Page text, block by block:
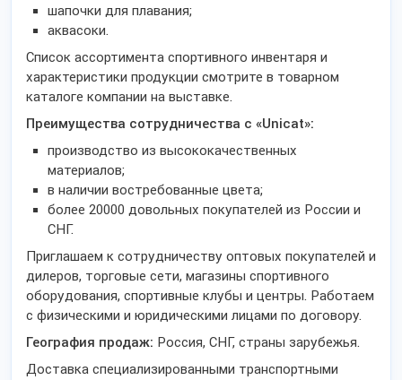
шапочки для плавания;
аквасоки.
Список ассортимента спортивного инвентаря и
характеристики продукции смотрите в товарном
каталоге компании на выставке.
Преимущества сотрудничества с «Unicat»:
производство из высококачественных
материалов;
в наличии востребованные цвета;
более 20000 довольных покупателей из России и
СНГ.
Приглашаем к сотрудничеству оптовых покупателей и
дилеров, торговые сети, магазины спортивного
оборудования, спортивные клубы и центры. Работаем
с физическими и юридическими лицами по договору.
География продаж: Россия, СНГ, страны зарубежья.
Доставка специализированными транспортными